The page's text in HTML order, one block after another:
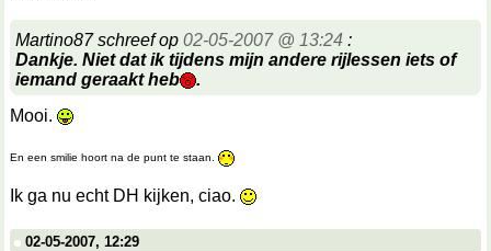
Martino87 schreef op 02-05-2007 @ 13:24 :
Dankje. Niet dat ik tijdens mijn andere rijlessen iets of
iemand geraakt heb
.
Mooi.
En een smilie hoort na de punt te staan.
Ik ga nu echt DH kijken, ciao.
02-05-2007, 12:29